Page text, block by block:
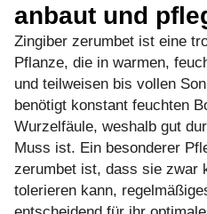
anbaut und
Zingiber zerumbet ist eine
Pflanze, die in warmen,
und teilweisen bis vollen
benötigt konstant feuchten
Wurzelfäule, weshalb gut
Muss ist. Ein besonderer
zerumbet ist, dass sie zwar
tolerieren kann,